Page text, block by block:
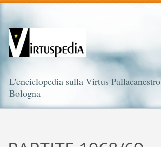
L'enciclopedia sulla Virtus Pallacanestro
Bologna